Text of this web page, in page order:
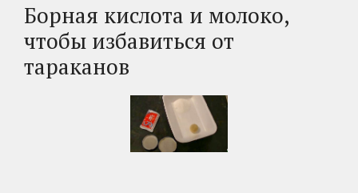
Борная кислота и молоко,
чтобы избавиться от
тараканов